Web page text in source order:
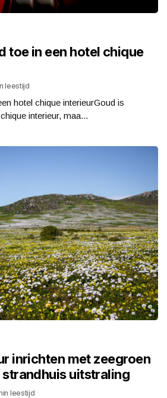
toe in een hotel chique
leestijd
hotel chique interieurGoud is
interieur, maa...
inrichten met zeegroen
uitstraling
leestijd